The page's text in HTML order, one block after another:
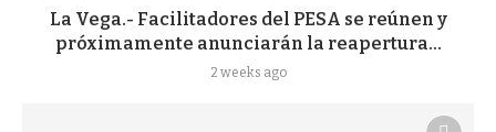
La Vega.- Facilitadores del PESA se reúnen y
próximamente anunciarán la reapertura...
2 weeks ago